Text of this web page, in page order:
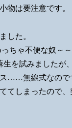
物は要注意です。
した。
ちゃ不便な奴～～
を試みました
……無線式なので
てしまったので